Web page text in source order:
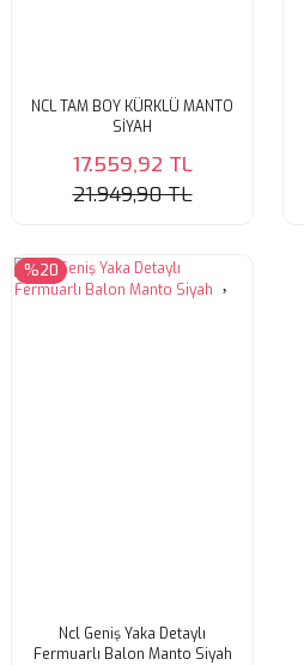
NCL TAM BOY KÜRKLÜ MANTO
SİYAH
17.559,92 TL
21.949,90 TL
%20
Ncl Geniş Yaka Detaylı
Fermuarlı Balon Manto Siyah